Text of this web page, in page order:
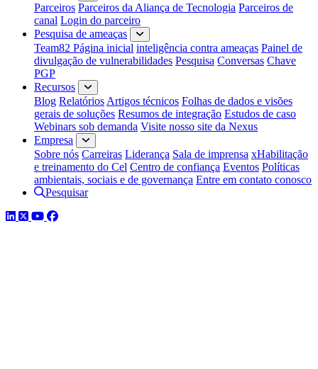
Parceiros Parceiros da Aliança de Tecnologia Parceiros de
canal Login do parceiro
Pesquisa de ameaças
Team82 Página inicial inteligência contra ameaças Painel de
divulgação de vulnerabilidades Pesquisa Conversas Chave
PGP
Recursos
Blog Relatórios Artigos técnicos Folhas de dados e visões
gerais de soluções Resumos de integração Estudos de caso
Webinars sob demanda Visite nosso site da Nexus
Empresa
Sobre nós Carreiras Liderança Sala de imprensa xHabilitação
e treinamento do Cel Centro de confiança Eventos Políticas
ambientais, sociais e de governança Entre em contato conosco
Pesquisar
LinkedIn
TwitterYouTube
Facebook